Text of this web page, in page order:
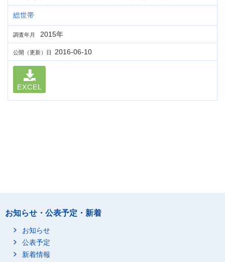
総世帯
調査年月 2015年
公開（更新）日 2016-06-10
EXCEL
お知らせ・公表予定・新着
お知らせ
公表予定
新着情報